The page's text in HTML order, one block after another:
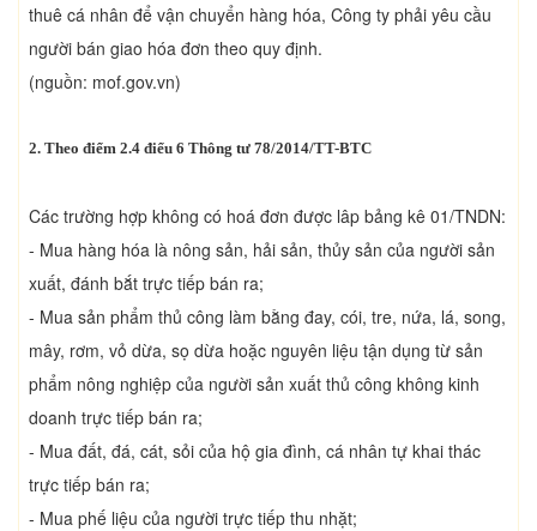
thuê cá nhân để vận chuyển hàng hóa, Công ty phải yêu cầu
người bán giao hóa đơn theo quy định.
(nguồn: mof.gov.vn)
2. Theo điểm 2.4 điểu 6 Thông tư 78/2014/TT-BTC
Các trường hợp không có hoá đơn được lâp bảng kê 01/TNDN:
- Mua hàng hóa là nông sản, hải sản, thủy sản của người sản
xuất, đánh bắt trực tiếp bán ra;
- Mua sản phẩm thủ công làm bằng đay, cói, tre, nứa, lá, song,
mây, rơm, vỏ dừa, sọ dừa hoặc nguyên liệu tận dụng từ sản
phẩm nông nghiệp của người sản xuất thủ công không kinh
doanh trực tiếp bán ra;
- Mua đất, đá, cát, sỏi của hộ gia đình, cá nhân tự khai thác
trực tiếp bán ra;
- Mua phế liệu của người trực tiếp thu nhặt;